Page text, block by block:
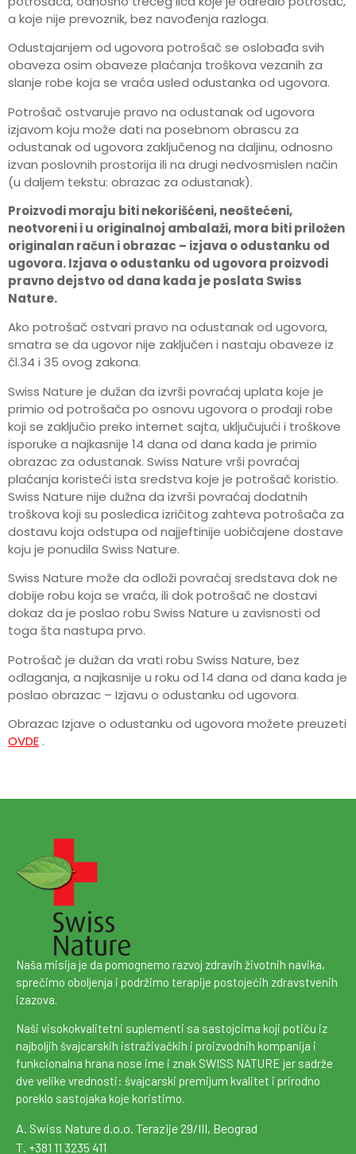
a koje nije prevoznik, bez navođenja razloga.
Odustajanjem od ugovora potrošač se oslobađa svih
obaveza osim obaveze plaćanja troškova vezanih za
slanje robe koja se vraća usled odustanka od ugovora.
Potrošač ostvaruje pravo na odustanak od ugovora
izjavom koju može dati na posebnom obrascu za
odustanak od ugovora zaključenog na daljinu, odnosno
izvan poslovnih prostorija ili na drugi nedvosmislen način
(u daljem tekstu: obrazac za odustanak).
Proizvodi moraju biti nekorišćeni, neoštećeni,
neotvoreni i u originalnoj ambalaži, mora biti priložen
originalan račun i obrazac – izjava o odustanku od
ugovora. Izjava o odustanku od ugovora proizvodi
pravno dejstvo od dana kada je poslata Swiss
Nature.
Ako potrošač ostvari pravo na odustanak od ugovora,
smatra se da ugovor nije zaključen i nastaju obaveze iz
čl.34 i 35 ovog zakona.
Swiss Nature je dužan da izvrši povraćaj uplata koje je
primio od potrošača po osnovu ugovora o prodaji robe
koji se zaključio preko internet sajta, uključujući i troškove
isporuke a najkasnije 14 dana od dana kada je primio
obrazac za odustanak. Swiss Nature vrši povraćaj
plaćanja koristeći ista sredstva koje je potrošač koristio.
Swiss Nature nije dužna da izvrši povraćaj dodatnih
troškova koji su posledica izričitog zahteva potrošača za
dostavu koja odstupa od najjeftinije uobičajene dostave
koju je ponudila Swiss Nature.
Swiss Nature može da odloži povraćaj sredstava dok ne
dobije robu koja se vraća, ili dok potrošač ne dostavi
dokaz da je poslao robu Swiss Nature u zavisnosti od
toga šta nastupa prvo.
Potrošač je dužan da vrati robu Swiss Nature, bez
odlaganja, a najkasnije u roku od 14 dana od dana kada je
poslao obrazac – Izjavu o odustanku od ugovora.
Obrazac Izjave o odustanku od ugovora možete preuzeti
OVDE .
Naša misija je da pomognemo razvoj zdravih životnih navika,
sprečimo oboljenja i podržimo terapije postojećih zdravstvenih
izazova.
Naši visokokvalitetni suplementi sa sastojcima koji potiču iz
najboljih švajcarskih istraživačkih i proizvodnih kompanija i
funkcionalna hrana nose ime i znak SWISS NATURE jer sadrže
dve velike vrednosti: švajcarski premijum kvalitet i prirodno
poreklo sastojaka koje koristimo.
A. Swiss Nature d.o.o. Terazije 29/III, Beograd
T. +381 11 3235 411